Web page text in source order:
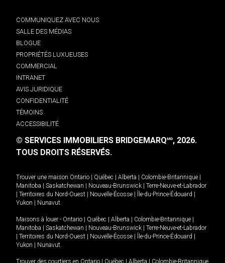
COMMUNIQUEZ AVEC NOUS
SALLE DES MÉDIAS
BLOGUE
PROPRIÉTÉS LUXUEUSES
COMMERCIAL
INTRANET
AVIS JURIDIQUE
CONFIDENTIALITÉ
TÉMOINS
ACCESSIBILITÉ
© SERVICES IMMOBILIERS BRIDGEMARQMD, 2026.
TOUS DROITS RÉSERVÉS.
Trouver une maison Ontario Québec Alberta Colombie-Britannique
Manitoba
Saskatchewan Nouveau-Brunswick
Terre-Neuve-et-Labrador
Territoires du Nord-Ouest Nouvelle-Écosse Île-du-Prince-Édouard
Yukon
Nunavut.
Maisons à louer - Ontario Québec Alberta Colombie-Britannique
Manitoba
Saskatchewan Nouveau-Brunswick
Terre-Neuve-et-Labrador
Territoires du Nord-Ouest Nouvelle-Écosse Île-du-Prince-Édouard
Yukon
Nunavut.
Trouver des courtiers en Ontario Québec Alberta
Colombie-Britannique